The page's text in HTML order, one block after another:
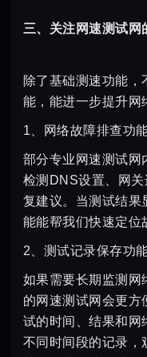
三、关注网速测试网
除了基础测速功能，
能，能进一步提升网
1、网络故障排查功
部分专业网速测试网
检测DNS设置、网
复建议。当测试结果
能能帮我们快速定位
2、测试记录保存功
如果需要长期监测网
的网速测试网会更方
试的时间、结果和网
不同时间段的记录，